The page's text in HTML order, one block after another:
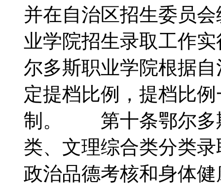
并在自治区招生委员
业学院招生录取工作
尔多斯职业学院根据
定提档比例，提档比
制。 第十条鄂尔多
类、文理综合类分类
政治品德考核和身体